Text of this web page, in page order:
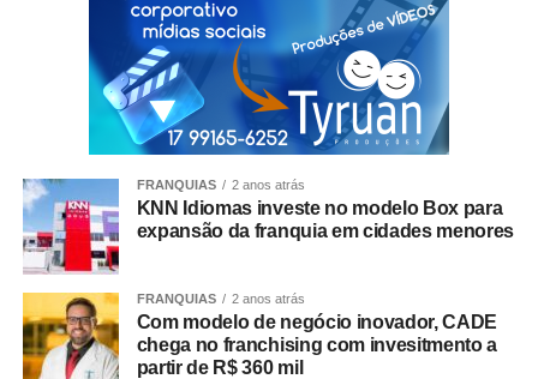
FRANQUIAS 2 anos atrás
KNN Idiomas investe no modelo Box para
expansão da franquia em cidades menores
FRANQUIAS 2 anos atrás
Com modelo de negócio inovador, CADE
chega no franchising com invesitmento a
partir de R$ 360 mil